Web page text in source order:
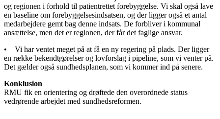
og regionen i forhold til patientrettet forebyggelse. Vi skal også lave
en baseline om forebyggelsesindsatsen, og der ligger også et antal
medarbejdere gemt bag denne indsats. De forbliver i kommunal
ansættelse, men det er regionen, der får det faglige ansvar.
• Vi har ventet meget på at få en ny regering på plads. Der ligger
en række bekendtgørelser og lovforslag i pipeline, som vi venter på.
Det gælder også sundhedsplanen, som vi kommer ind på senere.
Konklusion
RMU fik en orientering og drøftede den overordnede status
vedrørende arbejdet med sundhedsreformen.